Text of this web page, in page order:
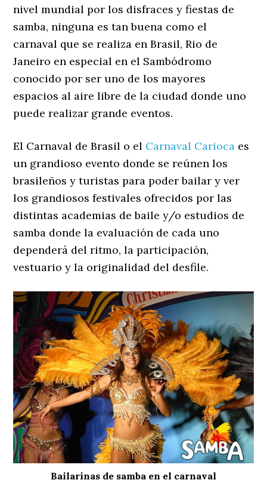
nivel mundial por los disfraces y fiestas de
samba, ninguna es tan buena como el
carnaval que se realiza en Brasil, Rio de
Janeiro en especial en el Sambódromo
conocido por ser uno de los mayores
espacios al aire libre de la ciudad donde uno
puede realizar grande eventos.
El Carnaval de Brasil o el Carnaval Carioca es
un grandioso evento donde se reúnen los
brasileños y turistas para poder bailar y ver
los grandiosos festivales ofrecidos por las
distintas academias de baile y/o estudios de
samba donde la evaluación de cada uno
dependerá del ritmo, la participación,
vestuario y la originalidad del desfile.
Bailarinas de samba en el carnaval